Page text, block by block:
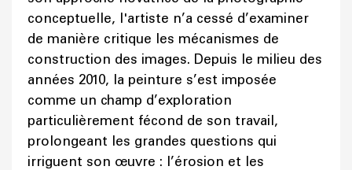
conceptuelle, l'artiste n’a cessé d’examiner
de manière critique les mécanismes de
construction des images. Depuis le milieu des
années 2010, la peinture s’est imposée
comme un champ d’exploration
particulièrement fécond de son travail,
prolongeant les grandes questions qui
irriguent son œuvre : l’érosion et les